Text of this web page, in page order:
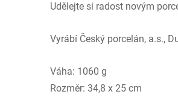
Udělejte si radost novým
Vyrábí Český porcelán, a.s.,
Váha: 1060 g
Rozměr: 34,8 x 25 cm